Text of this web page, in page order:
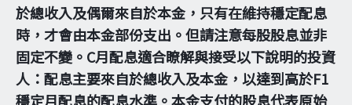
於總收入及偶爾來自於本金，只有在維持穩定配息
時，才會由本金部份支出。但請注意每股股息並非
固定不變。C月配息適合瞭解與接受以下說明的投資
人：配息主要來自於總收入及本金，以達到高於F1
穩定月配息的配息水準。本金支付的股息代表原始